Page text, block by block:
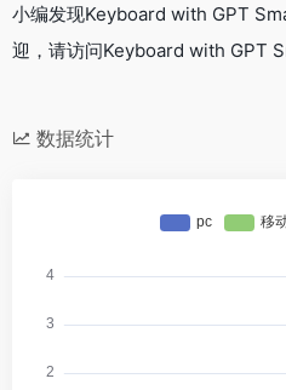
小编发现Keyboard with GPT
迎，请访问Keyboard with GPT
数据统计